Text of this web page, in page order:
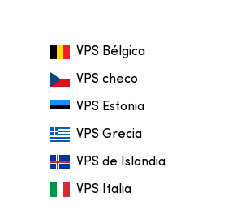
VPS Bélgica
VPS checo
VPS Estonia
VPS Grecia
VPS de Islandia
VPS Italia